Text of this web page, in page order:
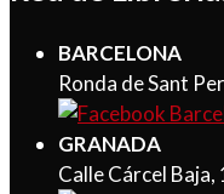
BARCELONA
Ronda de Sant
GRANADA
Calle Cárcel